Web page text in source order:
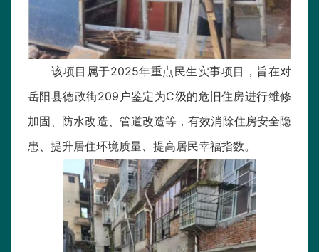
该项目属于2025年重点民生实事项目，旨在对
岳阳县德政街209户鉴定为C级的危旧住房进行维修
加固、防水改造、管道改造等，有效消除住房安全隐
患、提升居住环境质量、提高居民幸福指数。